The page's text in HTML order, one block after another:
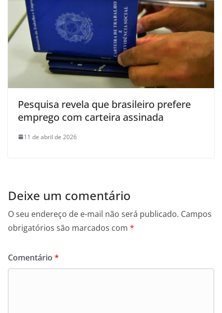
Pesquisa revela que brasileiro prefere
emprego com carteira assinada
11 de abril de 2026
Deixe um comentário
O seu endereço de e-mail não será publicado. Campos
obrigatórios são marcados com *
Comentário *